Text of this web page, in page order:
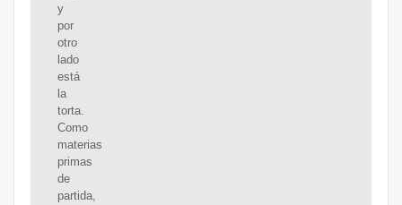
y
por
otro
lado
está
la
torta.
Como
materias
primas
de
partida,